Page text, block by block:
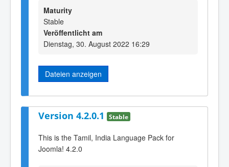
Maturity
Stable
Veröffentlicht am
Dienstag, 30. August 2022 16:29
Dateien anzeigen
Version 4.2.0.1 Stable
This is the Tamil, India Language Pack for
Joomla! 4.2.0